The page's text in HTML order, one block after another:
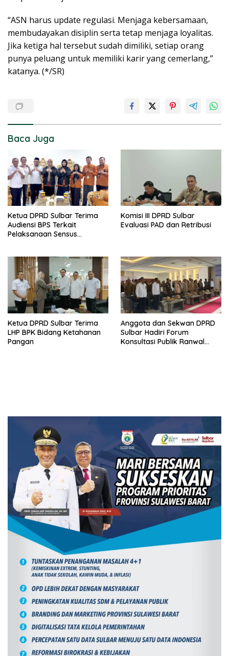
“ASN harus update regulasi. Menjaga kebersamaan,
membudayakan disiplin serta tetap menjaga loyalitas.
Jika ketiga hal tersebut sudah dimiliki, setiap orang
punya peluang untuk memiliki karir yang cemerlang,”
katanya. (*/SR)
Baca Juga
Ketua DPRD Sulbar Terima
Audiensi BPS Terkait
Pelaksanaan Sensus
Komisi III DPRD Sulbar
Evaluasi PAD dan Retribusi
Ketua DPRD Sulbar Terima
LHP BPK Bidang Ketahanan
Pangan
Anggota dan Sekwan DPRD
Sulbar Hadiri Forum
Konsultasi Publik Ranwal